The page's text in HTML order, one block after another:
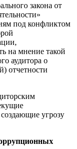
закона от
под конфликтом
на мнение такой
аудитора о
отчетности
угрозу